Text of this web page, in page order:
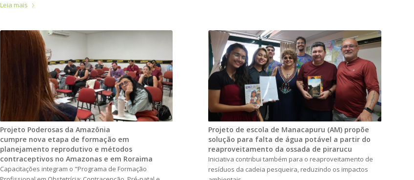
Leia mais
Projeto Poderosas da Amazônia
cumpre nova etapa de formação em
planejamento reprodutivo e métodos
contraceptivos no Amazonas e em Roraima
Capacitações integram o "Programa de Formação
Projeto de escola de Manacapuru (AM) propõe
solução para falta de água potável a partir do
reaproveitamento da ossada de pirarucu
Iniciativa contribui também para o reaproveitamento de
resíduos da cadeia pesqueira, reduzindo os impactos